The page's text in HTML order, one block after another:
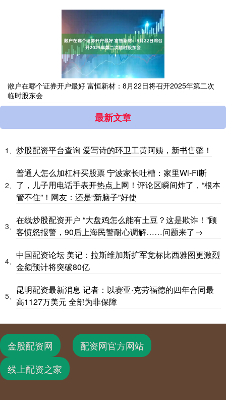
散户在哪个证券开户最好 富恒新材：8月22日将召开2025年第二次
临时股东会
最新文章
1、 炒股配资平台查询 爱写诗的环卫工黄阿姨，新书售罄！
2、
普通人怎么加杠杆买股票 宁波家长吐槽：家里Wi-Fi断
了，儿子用电话手表开热点上网！评论区瞬间炸了，“根本
管不住”！网友：还是“新脑子”好使
3、
在线炒股配资开户 “大盘鸡怎么能有土豆？这是欺诈！”顾
客愤怒报警，90后上海民警耐心调解……问题来了→
4、
中国配资论坛 美记：拉斯维加斯扩军竞标比西雅图更激烈
金额预计将突破80亿
5、
昆明配资最新消息 记者：以赛亚·克劳福德的四年合同最
高1127万美元 全部为非保障
金股配资网
配资网官方网站
线上配资之家